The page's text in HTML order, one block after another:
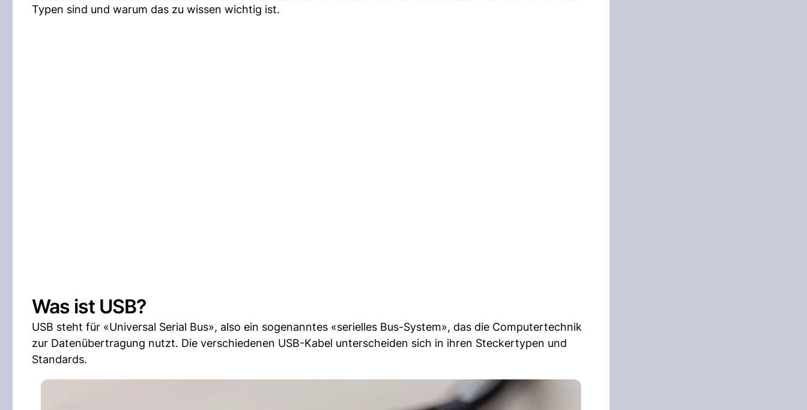
Typen sind und warum das zu wissen wichtig ist.
Was ist USB?
USB steht für «Universal Serial Bus», also ein sogenanntes «serielles Bus-System», das die Computertechnik
zur Datenübertragung nutzt. Die verschiedenen USB-Kabel unterscheiden sich in ihren Steckertypen und
Standards.